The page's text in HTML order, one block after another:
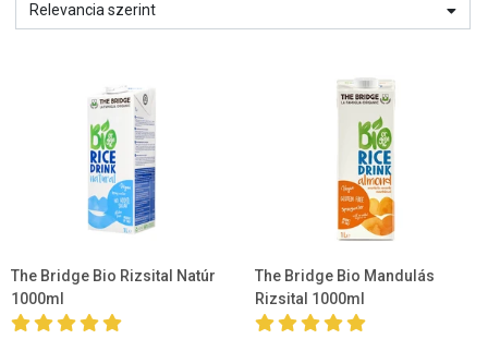
Relevancia szerint
The Bridge Bio Rizsital Natúr
1000ml
The Bridge Bio Mandulás
Rizsital 1000ml